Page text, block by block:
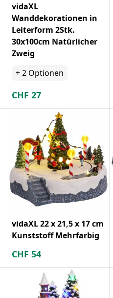
vidaXL
Wanddekorationen in
Leiterform 2Stk.
30x100cm Natürlicher
Zweig
+2 Optionen
CHF 27
vidaXL 22 x 21,5 x 17 cm
Kunststoff Mehrfarbig
CHF 54